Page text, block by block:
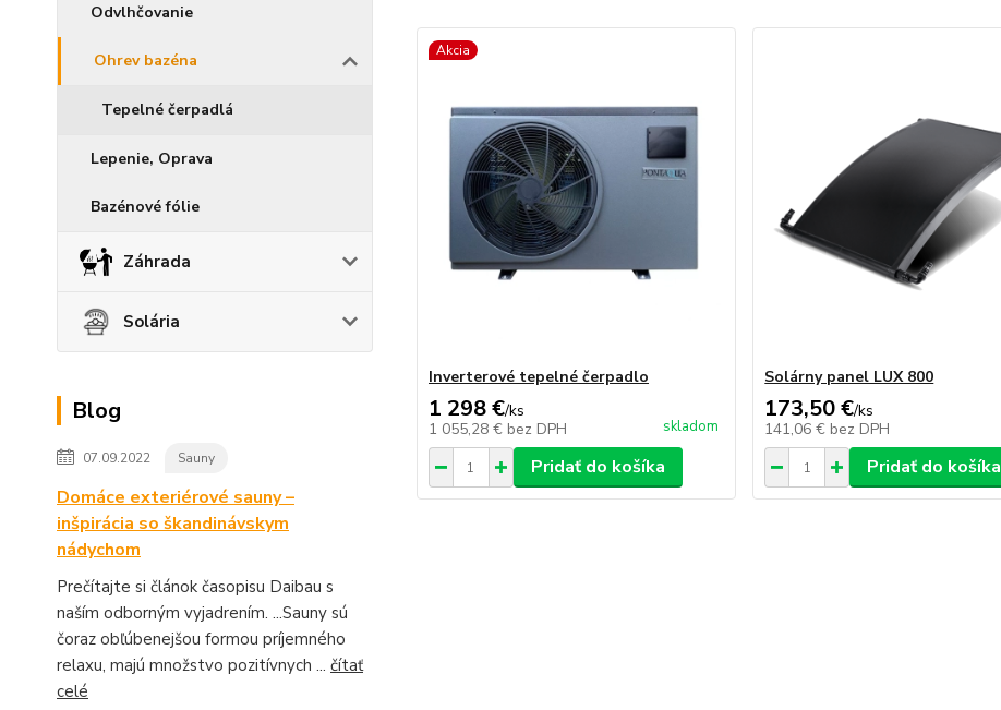
Odvlhčovanie
Ohrev bazéna
Tepelné čerpadlá
Lepenie, Oprava
Bazénové fólie
Záhrada
Solária
Blog
07.09.2022 Sauny
Domáce exteriérové sauny –
inšpirácia so škandinávskym
nádychom
Prečítajte si článok časopisu Daibau s
naším odborným vyjadrením. ...Sauny sú
čoraz obľúbenejšou formou príjemného
relaxu, majú množstvo pozitívnych ... čítať
celé
Akcia
Inverterové tepelné čerpadlo
1 298 €/ks
1 055,28 € bez DPH skladom
Pridať do košíka
Solárny panel LUX 800
173,50 €/ks
141,06 € bez DPH
Pridať do košíka